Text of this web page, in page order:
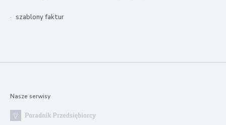
szablony faktur
Nasze serwisy